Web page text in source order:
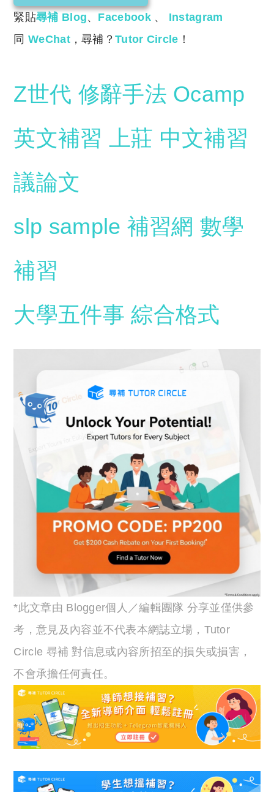
緊貼尋補 Blog、 Facebook 、
Instagram
同 WeChat，尋補？Tutor Circle ！
Z世代 修辭手法 Ocamp
英文補習 上莊 中文補習
議論文
slp sample 補習網 數學
補習
大學五件事 綜合格式
*此文章由 Blogger個人／編輯團隊 分享並僅供參
考，意見及內容並不代表本網誌立場，Tutor
Circle 尋補 對信息或內容所招至的損失或損害，
不會承擔任何責任。